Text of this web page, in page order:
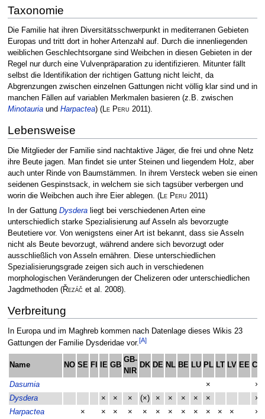
Taxonomie
Die Familie hat ihren Diversitätsschwerpunkt in mediterranen Gebieten
Europas und tritt dort in hoher Artenzahl auf. Durch die innenliegenden
weiblichen Geschlechtsorgane sind Weibchen in diesen Gebieten in der
Regel nur durch eine Vulvenpräparation zu identifizieren. Mitunter fällt
selbst die Identifikation der richtigen Gattung nicht leicht, da
Abgrenzungen zwischen einzelnen Gattungen nicht völlig klar sind und in
manchen Fällen auf variablen Merkmalen basieren (z.B. zwischen
Minotauriaund Harpactea) (Le Peru 2011).
Lebensweise
Die Mitglieder der Familie sind nachtaktive Jäger, die frei und ohne Netz
ihre Beute jagen. Man findet sie unter Steinen und liegendem Holz, aber
auch unter Rinde von Baumstämmen. In ihrem Versteck weben sie einen
seidenen Gespinstsack, in welchem sie sich tagsüber verbergen und
worin die Weibchen auch ihre Eier ablegen. (Le Peru 2011)
In der Gattung Dysderaliegt bei verschiedenen Arten eine
unterschiedlich starke Spezialisierung auf Asseln als bevorzugte
Beutetiere vor. Von wenigstens einer Art ist bekannt, dass sie Asseln
nicht als Beute bevorzugt, während andere sich bevorzugt oder
ausschließlich von Asseln ernähren. Diese unterschiedlichen
Spezialisierungsgrade zeigen sich auch in verschiedenen
morphologischen Veränderungen der Chelizeren oder unterschiedlichen
Jagdmethoden (Řezáč et al. 2008).
Verbreitung
In Europa und im Maghreb kommen nach Datenlage dieses Wikis 23
Gattungen der Familie Dysderidae vor.[A]
Name NO SE FI IE GB
GB-
NIR
DK DE NL BE LU PL LT LV EE CH
Dasumia ×
×
Dysdera
× × × (×) × × × × ×
×
Harpactea
× × × × × × × × × × × ×
×